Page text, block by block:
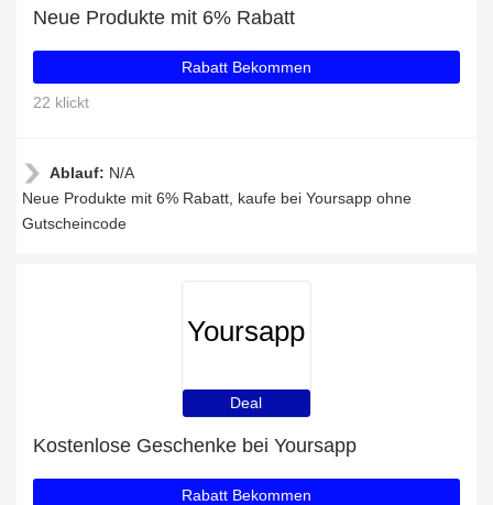
Neue Produkte mit 6% Rabatt
Rabatt Bekommen
22 klickt
Ablauf: N/A
Neue Produkte mit 6% Rabatt, kaufe bei Yoursapp ohne
Gutscheincode
Yoursapp
Deal
Kostenlose Geschenke bei Yoursapp
Rabatt Bekommen